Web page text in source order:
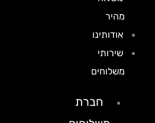
אודותינו
שירותי
משלוחים
חברת